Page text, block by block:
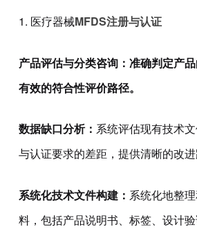
1. 医疗器械MFDS注册与认证
产品评估与分类咨询： 准确判定产
有效的符合性评价路径。
数据缺口分析： 系统评估现有技术
与认证要求的差距，提供清晰的改进
系统化技术文件构建： 系统化地整
料，包括产品说明书、标签、设计